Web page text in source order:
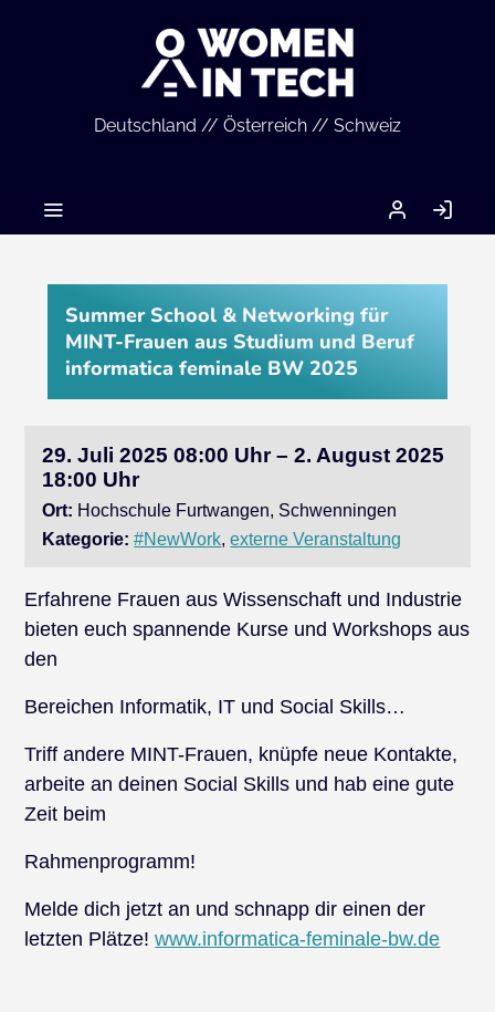
Deutschland // Österreich // Schweiz
MEIN
ACCOUNT
Summer School & Networking für
MINT-Frauen aus Studium und Beruf
informatica feminale BW 2025
29. Juli 2025 08:00 Uhr – 2. August 2025
18:00 Uhr
Ort: Hochschule Furtwangen, Schwenningen
Kategorie: #NewWork,externe Veranstaltung
Erfahrene Frauen aus Wissenschaft und Industrie
bieten euch spannende Kurse und Workshops aus
den
Bereichen Informatik, IT und Social Skills…
Triff andere MINT-Frauen, knüpfe neue Kontakte,
arbeite an deinen Social Skills und hab eine gute
Zeit beim
Rahmenprogramm!
Melde dich jetzt an und schnapp dir einen der
letzten Plätze!www.informatica-feminale-bw.de